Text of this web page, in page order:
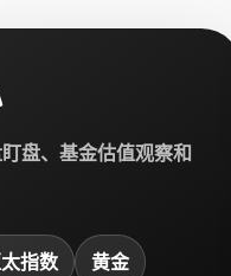
盘、基金估值观察和
指数 黄金